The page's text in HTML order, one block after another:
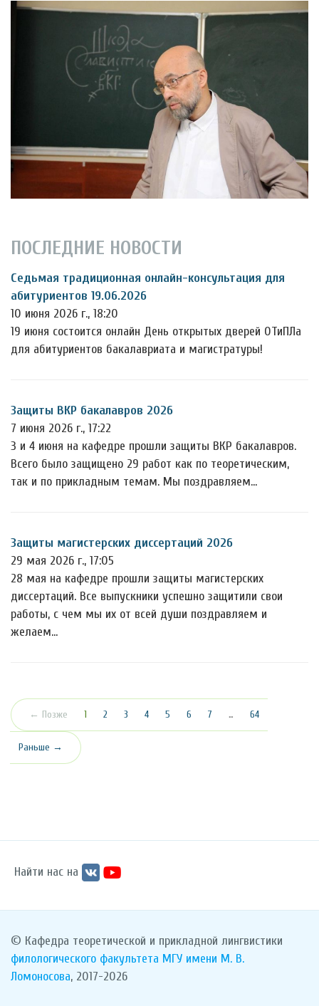
ПОСЛЕДНИЕ НОВОСТИ
Седьмая традиционная онлайн-консультация для
абитуриентов 19.06.2026
10 июня 2026 г., 18:20
19 июня состоится онлайн День открытых дверей ОТиПЛа
для абитуриентов бакалавриата и магистратуры!
Защиты ВКР бакалавров 2026
7 июня 2026 г., 17:22
3 и 4 июня на кафедре прошли защиты ВКР бакалавров.
Всего было защищено 29 работ как по теоретическим,
так и по прикладным темам. Мы поздравляем…
Защиты магистерских диссертаций 2026
29 мая 2026 г., 17:05
28 мая на кафедре прошли защиты магистерских
диссертаций. Все выпускники успешно защитили свои
работы, с чем мы их от всей души поздравляем и
желаем…
← Позже 1 (текущая)
2 3 4 5 6 7 … 64
Раньше →
Найти нас на
© Кафедра теоретической и прикладной лингвистики
филологического факультета МГУ имени М. В.
Ломоносова, 2017-2026